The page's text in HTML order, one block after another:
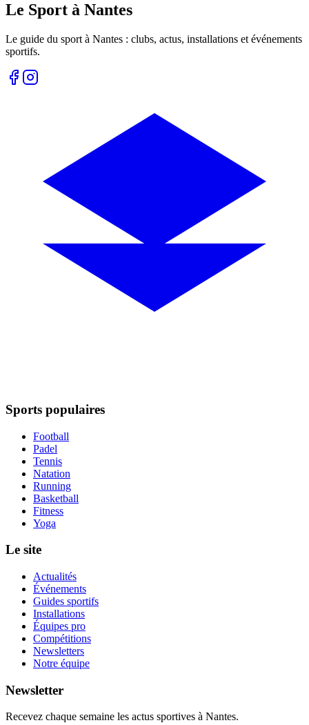
Le Sport à Nantes
Le guide du sport à Nantes : clubs, actus, installations et événements
sportifs.
Sports populaires
Football
Padel
Tennis
Natation
Running
Basketball
Fitness
Yoga
Le site
Actualités
Événements
Guides sportifs
Installations
Équipes pro
Compétitions
Newsletters
Notre équipe
Newsletter
Recevez chaque semaine les actus sportives à Nantes.